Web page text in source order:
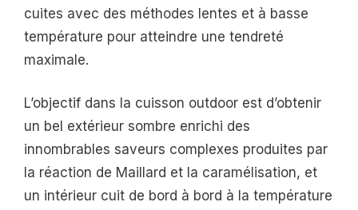
cuites avec des méthodes lentes et à basse
température pour atteindre une tendreté
maximale.
L’objectif dans la cuisson outdoor est d’obtenir
un bel extérieur sombre enrichi des
innombrables saveurs complexes produites par
la réaction de Maillard et la caramélisation, et
un intérieur cuit de bord à bord à la température